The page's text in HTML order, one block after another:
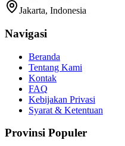
Jakarta, Indonesia
Navigasi
Beranda
Tentang Kami
Kontak
FAQ
Kebijakan Privasi
Syarat & Ketentuan
Provinsi Populer